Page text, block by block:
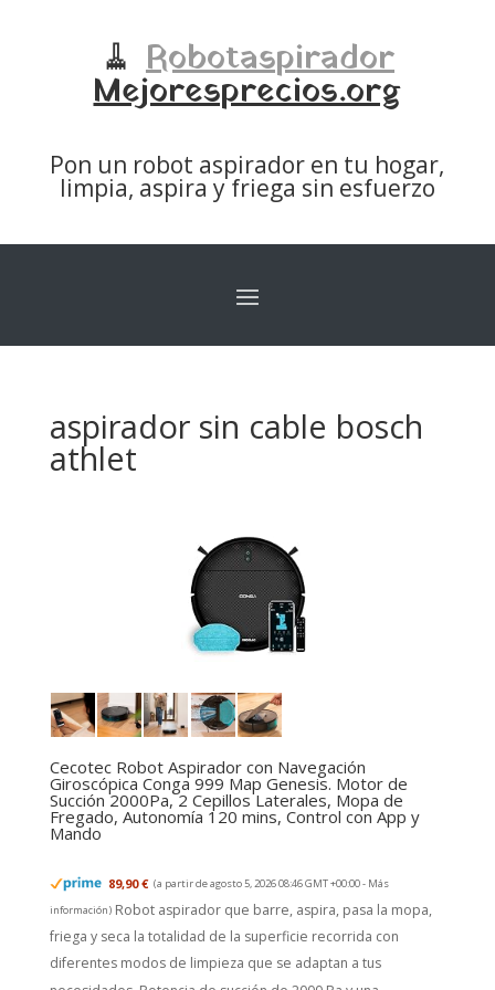
🧹 Robotaspirador
Mejoresprecios.org
Pon un robot aspirador en tu hogar,
limpia, aspira y friega sin esfuerzo
aspirador sin cable bosch
athlet
Cecotec Robot Aspirador con Navegación
Giroscópica Conga 999 Map Genesis. Motor de
Succión 2000Pa, 2 Cepillos Laterales, Mopa de
Fregado, Autonomía 120 mins, Control con App y
Mando
89,90 € (a partir de agosto 5, 2026 08:46 GMT +00:00 - Más
información) Robot aspirador que barre, aspira, pasa la mopa,
friega y seca la totalidad de la superficie recorrida con
diferentes modos de limpieza que se adaptan a tus